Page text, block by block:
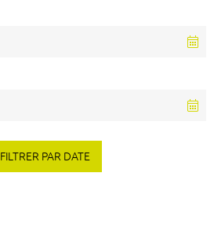
FILTRER PAR DATE